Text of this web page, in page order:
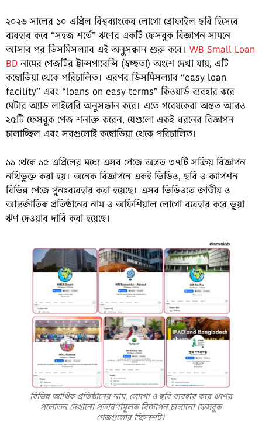
২০২৬ সালের ১০ এপ্রিল বিশ্বব্যাংকের লোগো প্রোফাইল ছবি হিসেবে
ব্যবহার করে “সহজ শর্তে” ঋণের একটি ফেসবুক বিজ্ঞাপন সামনে
আসার পর ডিসমিসল্যাব এই অনুসন্ধান শুরু করে। WB Small Loan
BDনামের পেজটির ট্রান্সপারেন্সি (স্বচ্ছতা) অংশে দেখা যায়, এটি
কম্বোডিয়া থেকে পরিচালিত। এরপর ডিসমিসল্যাব “easy loan
facility” এবং “loans on easy terms” কিওয়ার্ড ব্যবহার করে
মেটার অ্যাড লাইব্রেরি অনুসন্ধান করে। এতে গবেষকেরা অন্তত আরও
২৫টি ফেসবুক পেজ শনাক্ত করেন, যেগুলো একই ধরনের বিজ্ঞাপন
চালাচ্ছিল এবং সবগুলোই কম্বোডিয়া থেকে পরিচালিত।
১১ থেকে ১৫ এপ্রিলের মধ্যে এসব পেজে অন্তত ৩৭টি সক্রিয় বিজ্ঞাপন
নথিভুক্ত করা হয়। অনেক বিজ্ঞাপনে একই ভিডিও, ছবি ও ক্যাপশন
বিভিন্ন পেজে পুনঃব্যবহার করা হয়েছে। এসব ভিডিওতে জাতীয় ও
আন্তর্জাতিক প্রতিষ্ঠানের নাম ও অফিশিয়াল লোগো ব্যবহার করে ভুয়া
ঋণ দেওয়ার দাবি করা হয়েছে।
বিভিন্ন আর্থিক প্রতিষ্ঠানের নাম, লোগো ও ছবি ব্যবহার করে ঋণের
প্রলোভন দেখানো প্রতারণামূলক বিজ্ঞাপন চালানো ফেসবুক
পেজগুলোর স্ক্রিনশট।